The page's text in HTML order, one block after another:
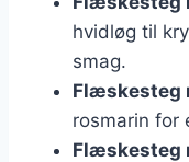
hvidløg til
smag.
Flæskesteg
rosmarin for
Flæskesteg